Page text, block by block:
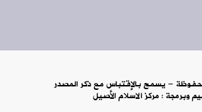
- يسمح بالإقتباس مع ذكر المصدر
وبرمجة :مركز الاسلام الأصيل